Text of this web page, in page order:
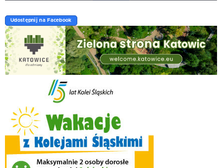
Udostępnij na Facebook